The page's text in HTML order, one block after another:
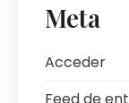
Meta
Acceder